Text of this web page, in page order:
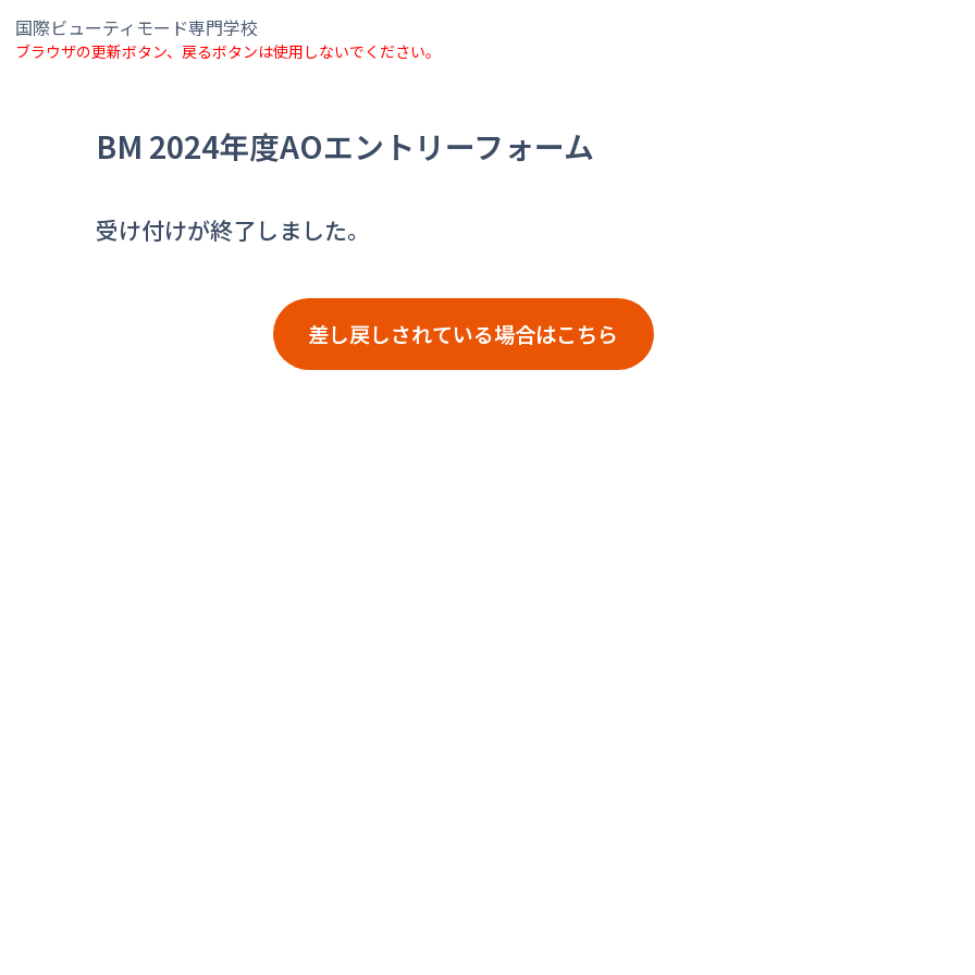
国際ビューティモード専門学校
ブラウザの更新ボタン、戻るボタンは使用しないでください。
BM 2024年度AOエントリーフォーム
受け付けが終了しました。
差し戻しされている場合はこちら